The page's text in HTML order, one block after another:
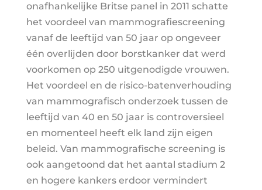
onafhankelijke Britse panel in 2011 schatte
het voordeel van mammografiescreening
vanaf de leeftijd van 50 jaar op ongeveer
één overlijden door borstkanker dat werd
voorkomen op 250 uitgenodigde vrouwen.
Het voordeel en de risico-batenverhouding
van mammografisch onderzoek tussen de
leeftijd van 40 en 50 jaar is controversieel
en momenteel heeft elk land zijn eigen
beleid. Van mammografische screening is
ook aangetoond dat het aantal stadium 2
en hogere kankers erdoor vermindert